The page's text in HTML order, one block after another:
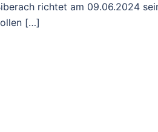
richtet am 09.06.2024
[…]